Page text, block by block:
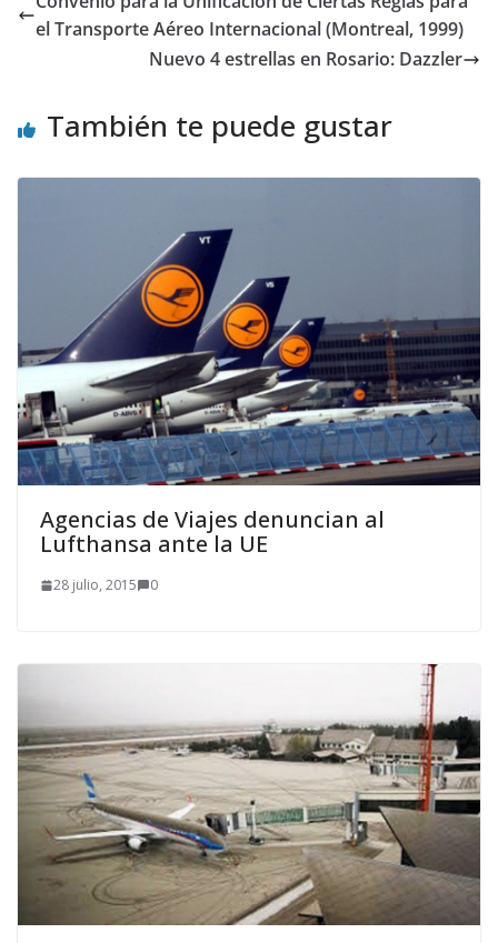
el Transporte Aéreo Internacional (Montreal, 1999)
Nuevo 4 estrellas en Rosario: Dazzler
También te puede gustar
Agencias de Viajes denuncian al
Lufthansa ante la UE
28 julio, 2015 0